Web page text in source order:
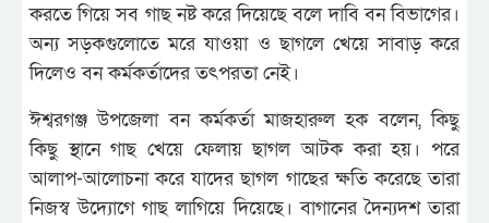
করতে গিয়ে সব গাছ নষ্ট করে দিয়েছে বলে দাবি বন বিভাগের।
অন্য সড়কগুলোতে মরে যাওয়া ও ছাগলে খেয়ে সাবাড় করে
দিলেও বন কর্মকর্তাদের তৎপরতা নেই।
ঈশ্বরগঞ্জ উপজেলা বন কর্মকর্তা মাজহারুল হক বলেন, কিছু
কিছু স্থানে গাছ খেয়ে ফেলায় ছাগল আটক করা হয়। পরে
আলাপ-আলোচনা করে যাদের ছাগল গাছের ক্ষতি করেছে তারা
নিজস্ব উদ্যোগে গাছ লাগিয়ে দিয়েছে। বাগানের দৈন্যদশ তারা